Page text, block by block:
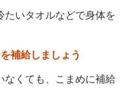
たいタオルなどで身体を
補給しましょう
なくても、こまめに補給